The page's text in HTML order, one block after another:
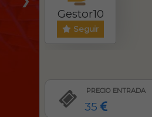
Gestor10
Seguir
PRECIO ENTRADA
35